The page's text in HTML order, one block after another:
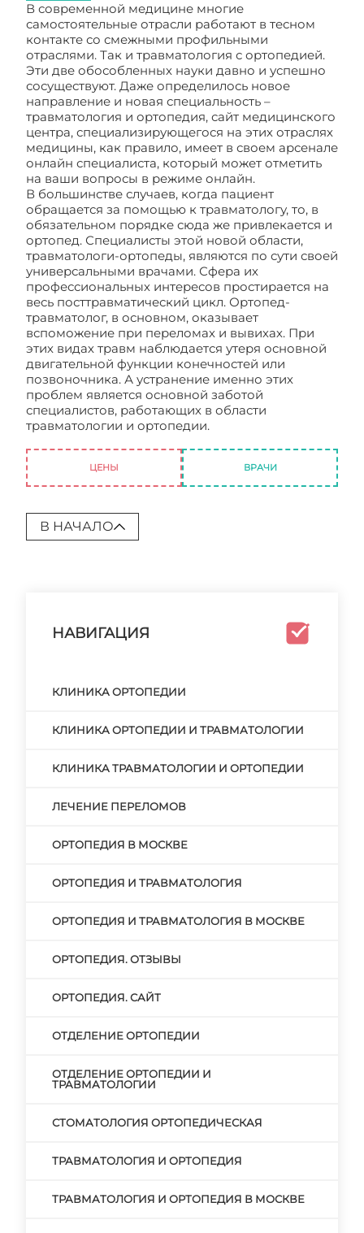
В современной медицине многие
самостоятельные отрасли работают в тесном
контакте со смежными профильными
отраслями. Так и травматология с ортопедией.
Эти две обособленных науки давно и успешно
сосуществуют. Даже определилось новое
направление и новая специальность –
травматология и ортопедия, сайт медицинского
центра, специализирующегося на этих отраслях
медицины, как правило, имеет в своем арсенале
онлайн специалиста, который может отметить
на ваши вопросы в режиме онлайн.
В большинстве случаев, когда пациент
обращается за помощью к травматологу, то, в
обязательном порядке сюда же привлекается и
ортопед. Специалисты этой новой области,
травматологи-ортопеды, являются по сути своей
универсальными врачами. Сфера их
профессиональных интересов простирается на
весь посттравматический цикл. Ортопед-
травматолог, в основном, оказывает
вспоможение при переломах и вывихах. При
этих видах травм наблюдается утеря основной
двигательной функции конечностей или
позвоночника. А устранение именно этих
проблем является основной заботой
специалистов, работающих в области
травматологии и ортопедии.
ЦЕНЫ ВРАЧИ
В НАЧАЛО
НАВИГАЦИЯ
КЛИНИКА ОРТОПЕДИИ
КЛИНИКА ОРТОПЕДИИ И ТРАВМАТОЛОГИИ
КЛИНИКА ТРАВМАТОЛОГИИ И ОРТОПЕДИИ
ЛЕЧЕНИЕ ПЕРЕЛОМОВ
ОРТОПЕДИЯ В МОСКВЕ
ОРТОПЕДИЯ И ТРАВМАТОЛОГИЯ
ОРТОПЕДИЯ И ТРАВМАТОЛОГИЯ В МОСКВЕ
ОРТОПЕДИЯ. ОТЗЫВЫ
ОРТОПЕДИЯ. САЙТ
ОТДЕЛЕНИЕ ОРТОПЕДИИ
ОТДЕЛЕНИЕ ОРТОПЕДИИ И
ТРАВМАТОЛОГИИ
СТОМАТОЛОГИЯ ОРТОПЕДИЧЕСКАЯ
ТРАВМАТОЛОГИЯ И ОРТОПЕДИЯ
ТРАВМАТОЛОГИЯ И ОРТОПЕДИЯ В МОСКВЕ